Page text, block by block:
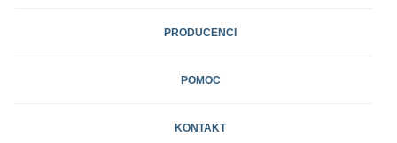
PRODUCENCI
POMOC
KONTAKT